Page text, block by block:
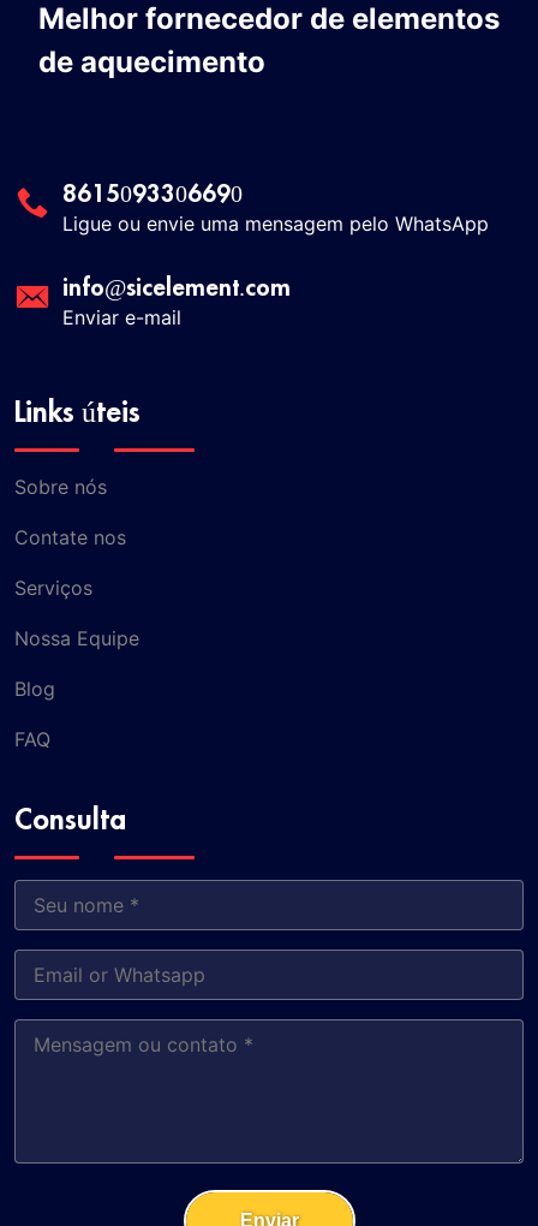
Melhor fornecedor de elementos
de aquecimento
8615093306690
Ligue ou envie uma mensagem pelo WhatsApp
info@sicelement.com
Enviar e-mail
Links úteis
Sobre nós
Contate nos
Serviços
Nossa Equipe
Blog
FAQ
Consulta
Enviar